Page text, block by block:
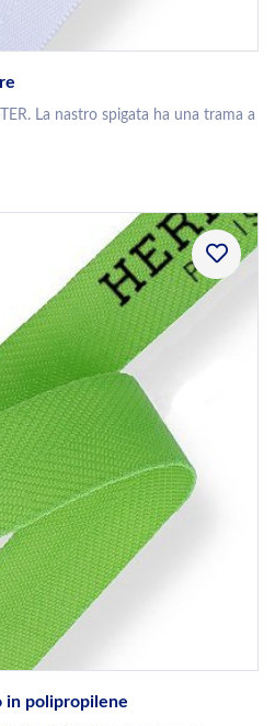
La nastro spigata ha una trama a
in polipropilene